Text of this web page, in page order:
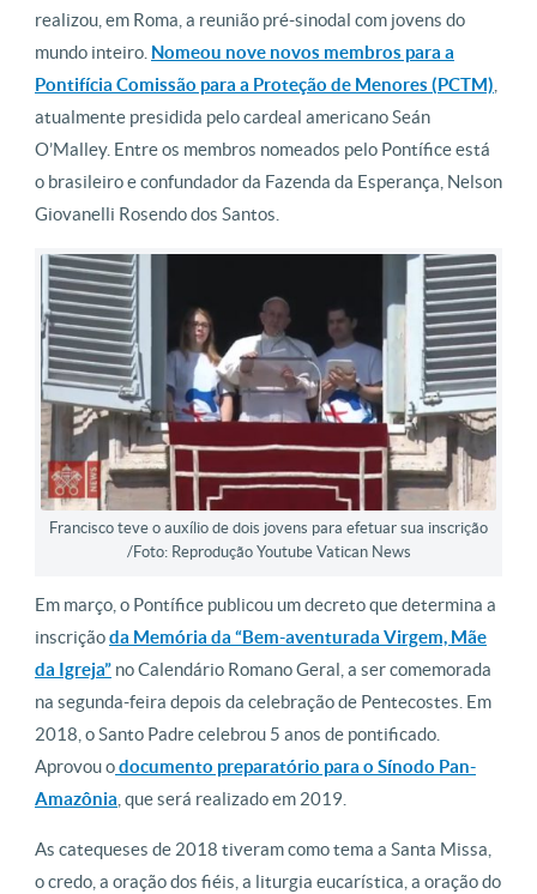
realizou, em Roma, a reunião pré-sinodal com jovens do
mundo inteiro. Nomeou nove novos membros para a
Pontifícia Comissão para a Proteção de Menores (PCTM),
atualmente presidida pelo cardeal americano Seán
O’Malley. Entre os membros nomeados pelo Pontífice está
o brasileiro e confundador da Fazenda da Esperança, Nelson
Giovanelli Rosendo dos Santos.
Francisco teve o auxílio de dois jovens para efetuar sua inscrição
/Foto: Reprodução Youtube Vatican News
Em março, o Pontífice publicou um decreto que determina a
inscriçãoda Memória da “Bem-aventurada Virgem, Mãe
da Igreja” no Calendário Romano Geral, a ser comemorada
na segunda-feira depois da celebração de Pentecostes. Em
2018, o Santo Padre celebrou 5 anos de pontificado.
Aprovou odocumento preparatório para o Sínodo Pan-
Amazônia , que será realizado em 2019.
As catequeses de 2018 tiveram como tema a Santa Missa,
o credo, a oração dos fiéis, a liturgia eucarística, a oração do